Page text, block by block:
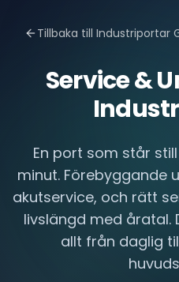
Tillbaka till Industriportar
Service &
En port som står
minut. Förebyggande
akutservice, och rätt
livslängd med åratal.
allt från daglig